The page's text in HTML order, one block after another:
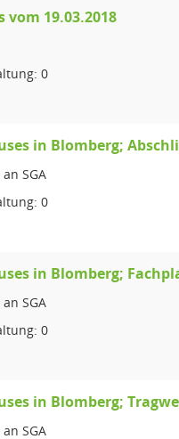
19.03.2018
0
in Blomberg;
SGA
0
in Blomberg;
SGA
0
in Blomberg;
SGA